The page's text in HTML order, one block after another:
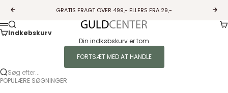
Forrige
GRATIS FRAGT OVER 499,- ELLERS FRA 29,-
Guldcenter
Menu
Søg
Indkøbskurv
Din indkøbskurv er tom
FORTSÆT MED AT HANDLE
Søg efter...
POPULÆRE SØGNINGER